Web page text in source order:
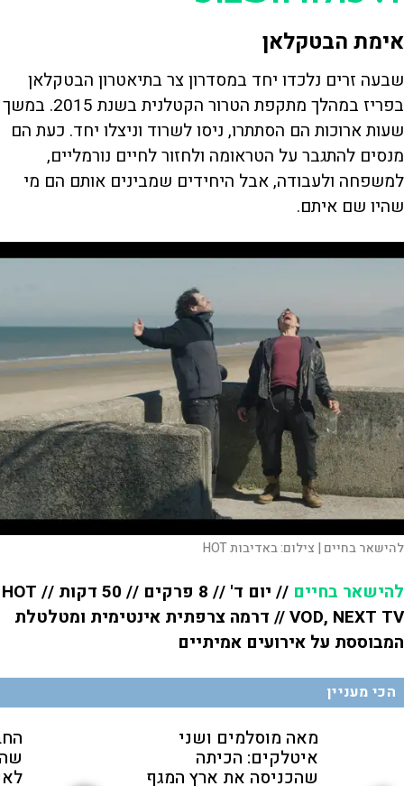
אימת הבטקלאן
שבעה זרים נלכדו יחד במסדרון צר בתיאטרון הבטקלאן
בפריז במהלך מתקפת הטרור הקטלנית בשנת 2015. במשך
שעות ארוכות הם הסתתרו, ניסו לשרוד וניצלו יחד. כעת הם
מנסים להתגבר על הטראומה ולחזור לחיים נורמליים,
למשפחה ולעבודה, אבל היחידים שמבינים אותם הם מי
שהיו שם איתם.
להישאר בחיים | צילום:באדיבות HOT
להישאר בחיים
// יום ד' // 8 פרקים // 50 דקות // HOT
VOD, NEXT TV // דרמה צרפתית אינטימית ומטלטלת
המבוססת על אירועים אמיתיים
הכי מעניין
מאה מוסלמים ושני
איטלקים: הכיתה
שהכניסה את ארץ המגף